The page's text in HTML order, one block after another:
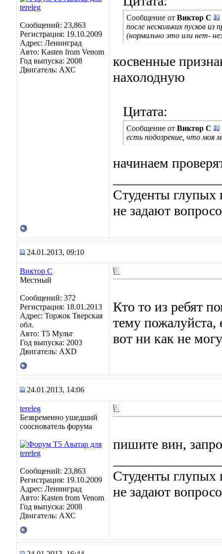
Сообщений: 23,863
Регистрация: 19.10.2009
Адрес: Ленинград
Авто: Kasten from Venom
Год выпуска: 2008
Двигатель: АХС
Сообщение от Виктор С
после нескольких пусков
(нормально это или нет-
косвенные
нахолодную
Цитата:
Сообщение от Виктор С
есть подозрение, что
начинаем
Студенты глупых
не задают
24.01.2013, 09:10
Виктор С
Местный
Сообщений: 372
Регистрация: 18.01.2013
Адрес: Торжок Тверская
обл.
Авто: Т5 Мульт
Год выпуска: 2003
Двигатель: AXD
Кто то из ребят
тему пожалуйста,
вот ни как не
24.01.2013, 14:06
tereleg
Безвременно ушедший
сооснователь форума
Сообщений: 23,863
Регистрация: 19.10.2009
Адрес: Ленинград
Авто: Kasten from Venom
Год выпуска: 2008
Двигатель: АХС
пишите вин,
Студенты глупых
не задают